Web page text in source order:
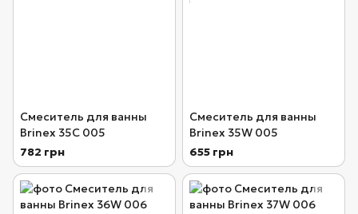
Смеситель для ванны
Brinex 35C 005
782 грн
Смеситель для ванны
Brinex 35W 005
655 грн